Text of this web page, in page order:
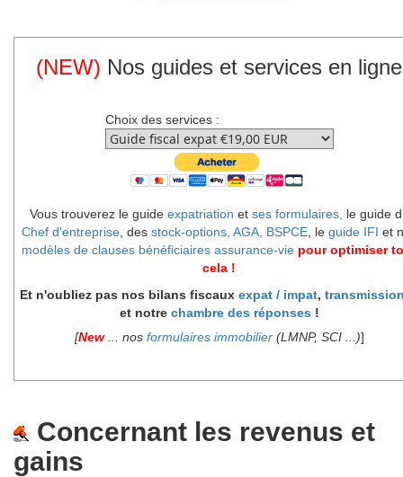
(NEW) Nos guides et services en ligne
Choix des services :
Vous trouverez le guide expatriation et ses formulaires, le guide
Chef d'entreprise, des stock-options, AGA, BSPCE, le guide IFI et
modèles de clauses bénéficiaires assurance-vie pour optimiser
cela !
Et n'oubliez pas nos bilans fiscaux expat / impat,
et notre chambre des réponses !
[New... nos formulaires immobilier(LMNP, SCI ...)]
Concernant les revenus et
gains